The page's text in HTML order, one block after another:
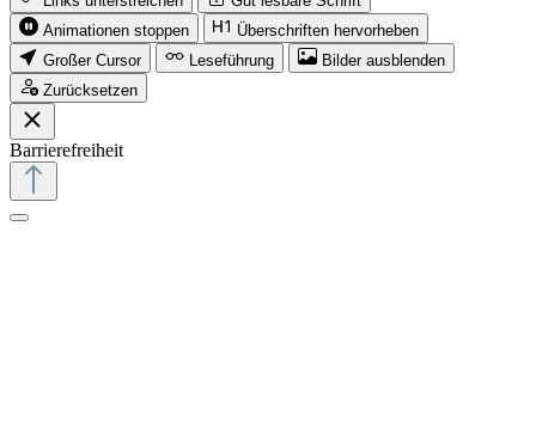
Animationen stoppen
Überschriften hervorheben
Großer Cursor
Leseführung
Bilder ausblenden
Zurücksetzen
Barrierefreiheit